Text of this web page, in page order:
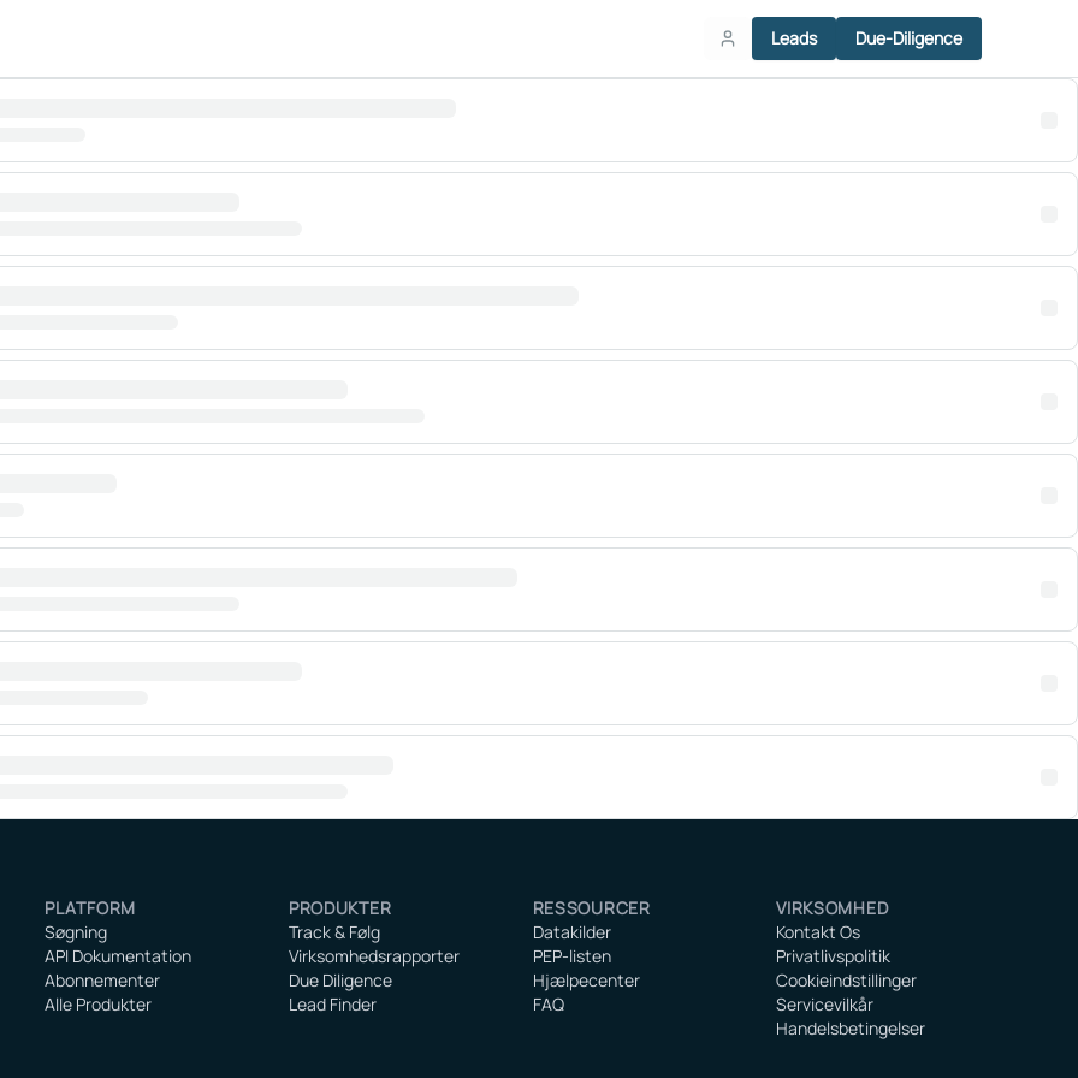
Leads Due-Diligence
PLATFORM
Søgning
API Dokumentation
Abonnementer
Alle Produkter
PRODUKTER
Track & Følg
Virksomhedsrapporter
Due Diligence
Lead Finder
RESSOURCER
Datakilder
PEP-listen
Hjælpecenter
FAQ
VIRKSOMHED
Kontakt Os
Privatlivspolitik
Cookieindstillinger
Servicevilkår
Handelsbetingelser